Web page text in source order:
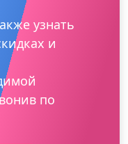
узнать
и
по